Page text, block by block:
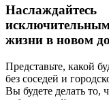
Наслаждайтесь
жизни в новом
Представьте, какой
без соседей и
Вы будете делать то,